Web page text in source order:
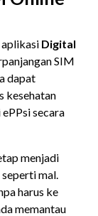
aplikasi Digital
SIM
dapat
kesehatan
secara
menjadi
mal.
harus ke
memantau